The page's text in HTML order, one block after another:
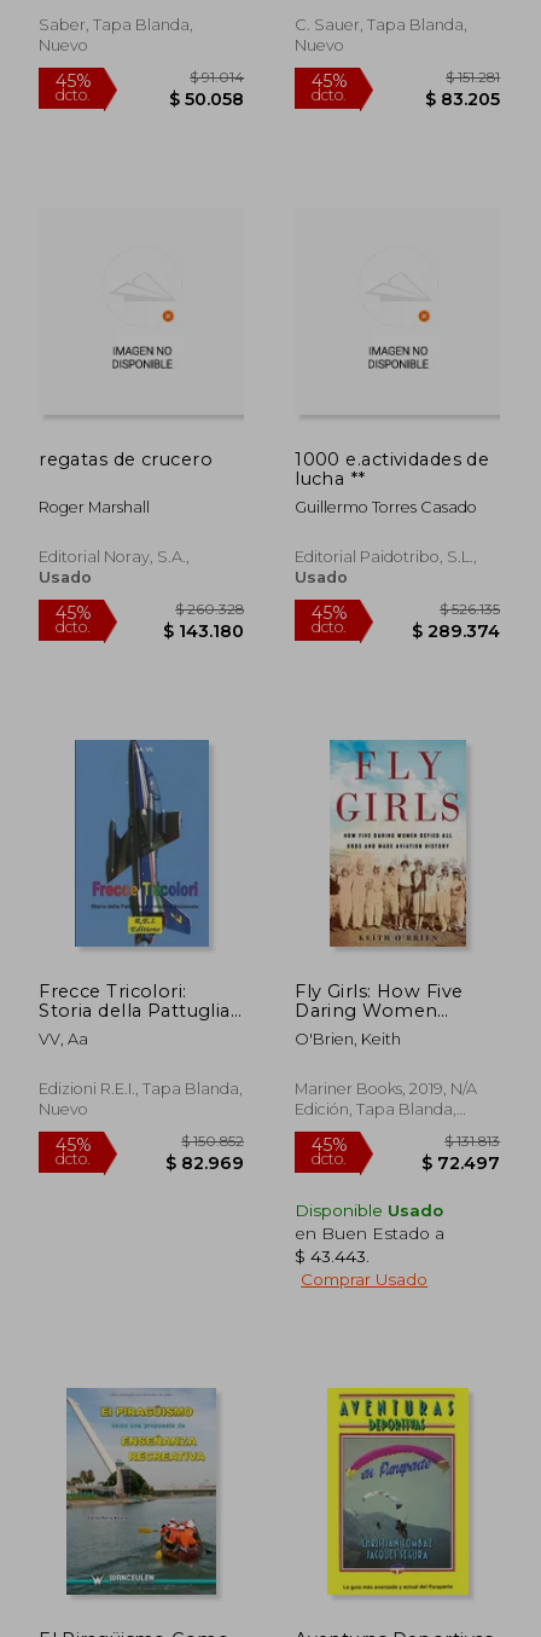
45%
dcto.
Saber, Tapa Blanda,
Nuevo
C. Sauer, Tapa Blanda,
Nuevo
regatas de crucero
Roger Marshall
Editorial Noray, S.a.,
Usado
1000 e.actividades de
lucha **
Guillermo Torres Casado
Editorial Paidotribo, S.l.,
Usado
Frecce Tricolori:
Storia della Pattuglia
Acrobatica Nazionale
(en Italiano)
VV, Aa
Edizioni R.E.I., Tapa Blanda,
Nuevo
Fly Girls: How Five
Daring Women
Defied all Odds and
Made Aviation History
O'Brien, Keith
Mariner Books, 2019, N/A
Edición, Tapa Blanda,
Nuevo
Disponible Usado
en Buen Estado a
$ 43.443
Comprar Usado